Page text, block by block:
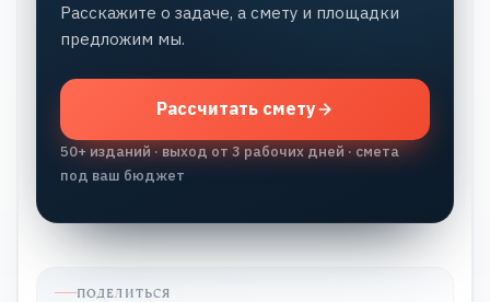
Расскажите о задаче, а смету и площадки
предложим мы.
Рассчитать смету
50+ изданий · выход от 3 рабочих дней · смета
под ваш бюджет
ПОДЕЛИТЬСЯ